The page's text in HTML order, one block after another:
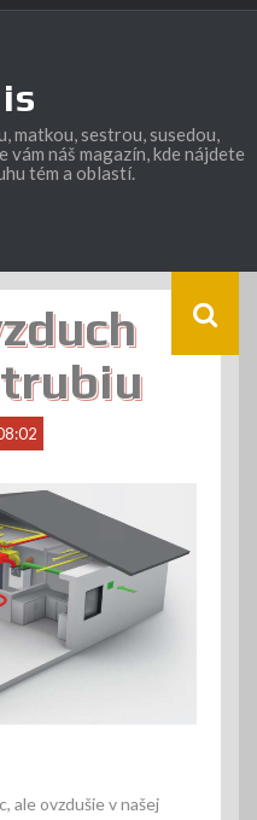
matkou, sestrou, susedou,
vám náš magazín, kde nájdete
tém a oblastí.
ale ovzdušie v našej